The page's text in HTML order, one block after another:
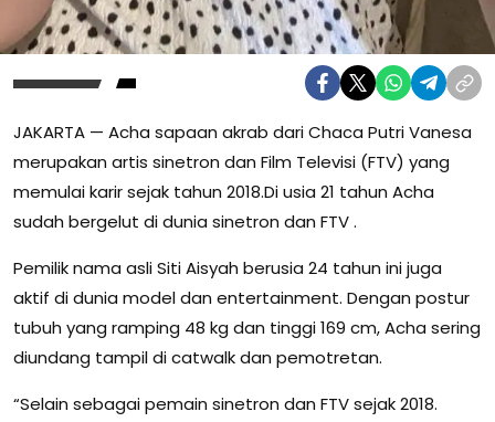
JAKARTA — Acha sapaan akrab dari Chaca Putri Vanesa
merupakan artis sinetron dan Film Televisi (FTV) yang
memulai karir sejak tahun 2018.Di usia 21 tahun Acha
sudah bergelut di dunia sinetron dan FTV .
Pemilik nama asli Siti Aisyah berusia 24 tahun ini juga
aktif di dunia model dan entertainment. Dengan postur
tubuh yang ramping 48 kg dan tinggi 169 cm, Acha sering
diundang tampil di catwalk dan pemotretan.
“Selain sebagai pemain sinetron dan FTV sejak 2018.